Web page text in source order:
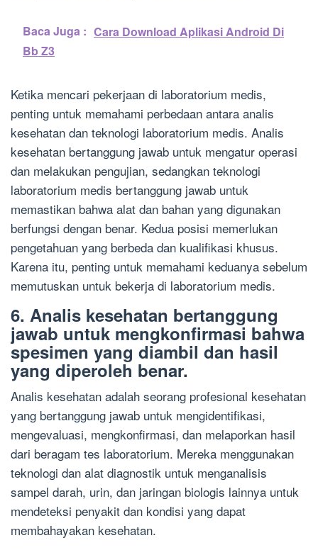
Baca Juga : Cara Download Aplikasi Android Di
Bb Z3
Ketika mencari pekerjaan di laboratorium medis,
penting untuk memahami perbedaan antara analis
kesehatan dan teknologi laboratorium medis. Analis
kesehatan bertanggung jawab untuk mengatur operasi
dan melakukan pengujian, sedangkan teknologi
laboratorium medis bertanggung jawab untuk
memastikan bahwa alat dan bahan yang digunakan
berfungsi dengan benar. Kedua posisi memerlukan
pengetahuan yang berbeda dan kualifikasi khusus.
Karena itu, penting untuk memahami keduanya sebelum
memutuskan untuk bekerja di laboratorium medis.
6. Analis kesehatan bertanggung
jawab untuk mengkonfirmasi bahwa
spesimen yang diambil dan hasil
yang diperoleh benar.
Analis kesehatan adalah seorang profesional kesehatan
yang bertanggung jawab untuk mengidentifikasi,
mengevaluasi, mengkonfirmasi, dan melaporkan hasil
dari beragam tes laboratorium. Mereka menggunakan
teknologi dan alat diagnostik untuk menganalisis
sampel darah, urin, dan jaringan biologis lainnya untuk
mendeteksi penyakit dan kondisi yang dapat
membahayakan kesehatan.